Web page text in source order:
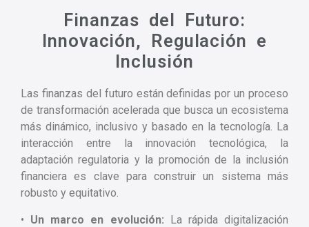
Finanzas del Futuro:
Innovación, Regulación e
Inclusión
Las finanzas del futuro están definidas por un proceso
de transformación acelerada que busca un ecosistema
más dinámico, inclusivo y basado en la tecnología. La
interacción entre la innovación tecnológica, la
adaptación regulatoria y la promoción de la inclusión
financiera es clave para construir un sistema más
robusto y equitativo.
• Un marco en evolución: La rápida digitalización